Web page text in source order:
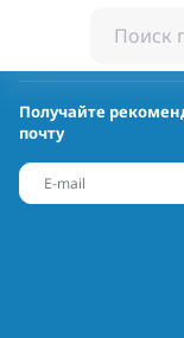
Получайте
почту